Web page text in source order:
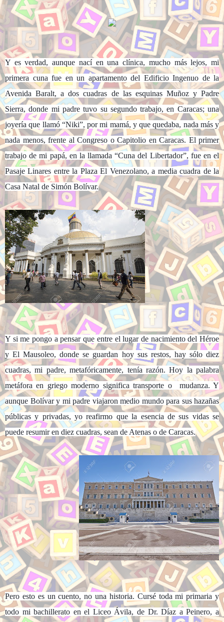
Y es verdad, aunque nací en una clínica, mucho más lejos, mi
primera cuna fue en un apartamento del Edificio Ingenuo de la
Avenida Baralt, a dos cuadras de las esquinas Muñoz y Padre
Sierra, donde mi padre tuvo su segundo trabajo, en Caracas; una
joyería que llamó “Niki”, por mi mamá, y que quedaba, nada más y
nada menos, frente al Congreso o Capitolio en Caracas. El primer
trabajo de mi papá, en la llamada “Cuna del Libertador”, fue en el
Pasaje Linares entre la Plaza El Venezolano, a media cuadra de la
Casa Natal de Simón Bolívar.
Y si me pongo a pensar que entre el lugar de nacimiento del Héroe
y El Mausoleo, donde se guardan hoy sus restos, hay sólo diez
cuadras, mi padre, metafóricamente, tenía razón. Hoy la palabra
metáfora en griego moderno significa transporte o mudanza. Y
aunque Bolívar y mi padre viajaron medio mundo para sus hazañas
públicas y privadas, yo reafirmo que la esencia de sus vidas se
puede resumir en diez cuadras, sean de Atenas o de Caracas.
Pero esto es un cuento, no una historia. Cursé toda mi primaria y
todo mi bachillerato en el Liceo Ávila, de Dr. Díaz a Peinero, a